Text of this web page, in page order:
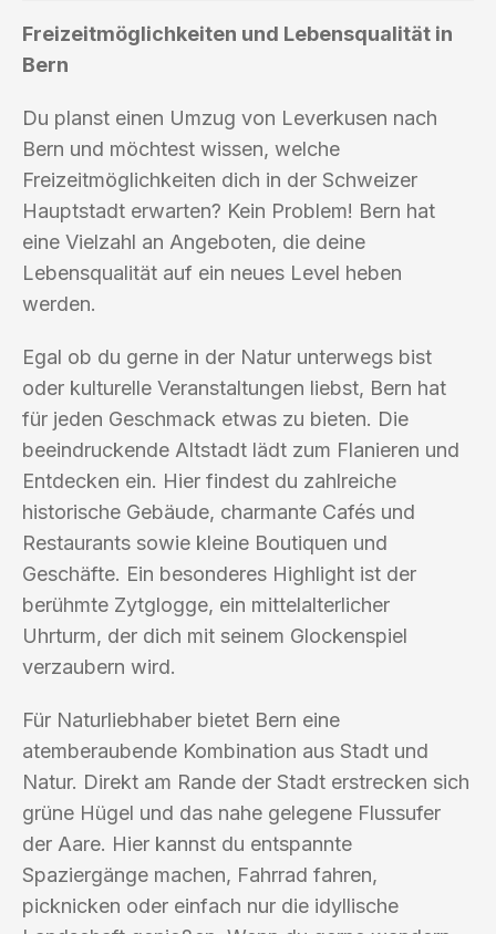
Freizeitmöglichkeiten und Lebensqualität in
Bern
Du planst einen Umzug von Leverkusen nach
Bern und möchtest wissen, welche
Freizeitmöglichkeiten dich in der Schweizer
Hauptstadt erwarten? Kein Problem! Bern hat
eine Vielzahl an Angeboten, die deine
Lebensqualität auf ein neues Level heben
werden.
Egal ob du gerne in der Natur unterwegs bist
oder kulturelle Veranstaltungen liebst, Bern hat
für jeden Geschmack etwas zu bieten. Die
beeindruckende Altstadt lädt zum Flanieren und
Entdecken ein. Hier findest du zahlreiche
historische Gebäude, charmante Cafés und
Restaurants sowie kleine Boutiquen und
Geschäfte. Ein besonderes Highlight ist der
berühmte Zytglogge, ein mittelalterlicher
Uhrturm, der dich mit seinem Glockenspiel
verzaubern wird.
Für Naturliebhaber bietet Bern eine
atemberaubende Kombination aus Stadt und
Natur. Direkt am Rande der Stadt erstrecken sich
grüne Hügel und das nahe gelegene Flussufer
der Aare. Hier kannst du entspannte
Spaziergänge machen, Fahrrad fahren,
picknicken oder einfach nur die idyllische